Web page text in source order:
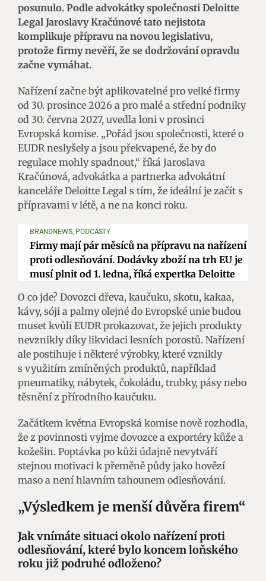
posunulo. Podle advokátky společnosti Deloitte
Legal Jaroslavy Kračúnové tato nejistota
komplikuje přípravu na novou legislativu,
protože firmy nevěří, že se dodržování opravdu
začne vymáhat.
Nařízení začne být aplikovatelné pro velké firmy
od 30. prosince 2026 a pro malé a střední podniky
od 30. června 2027, uvedla loni v prosinci
Evropská komise. „Pořád jsou společnosti, které o
EUDR neslyšely a jsou překvapené, že by do
regulace mohly spadnout,“ říká Jaroslava
Kračúnová, advokátka a partnerka advokátní
kanceláře Deloitte Legal s tím, že ideální je začít s
přípravami v létě, a ne na konci roku.
BRANDNEWS, PODCASTY
Firmy mají pár měsíců na přípravu na nařízení
proti odlesňování. Dodávky zboží na trh EU je
musí plnit od 1. ledna, říká expertka Deloitte
O co jde? Dovozci dřeva, kaučuku, skotu, kakaa,
kávy, sóji a palmy olejné do Evropské unie budou
muset kvůli EUDR prokazovat, že jejich produkty
nevznikly díky likvidaci lesních porostů. Nařízení
ale postihuje i některé výrobky, které vznikly
s využitím zmíněných produktů, například
pneumatiky, nábytek, čokoládu, trubky, pásy nebo
těsnění z přírodního kaučuku.
Začátkem května Evropská komise nově rozhodla,
že z povinnosti vyjme dovozce a exportéry kůže a
kožešin. Poptávka po kůži údajně nevytváří
stejnou motivaci k přeměně půdy jako hovězí
maso a není hlavním tahounem odlesňování.
„Výsledkem je menší důvěra firem“
Jak vnímáte situaci okolo nařízení proti
odlesňování, které bylo koncem loňského
roku již podruhé odloženo?